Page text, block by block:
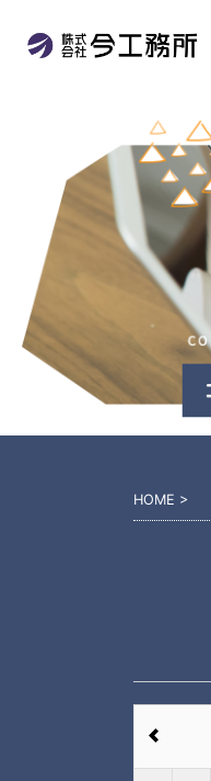
HOME